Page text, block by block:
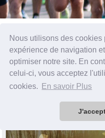
Nous utilisons des cookies
expérience de navigation
optimiser notre site. En
celui-ci, vous acceptez
cookies.
En savoir Plus